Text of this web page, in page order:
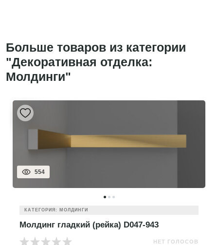
Больше товаров из категории
"Декоративная отделка:
Молдинги"
554
КАТЕГОРИЯ: МОЛДИНГИ
Молдинг гладкий (рейка) D047-943
НЕТ ГОЛОСОВ